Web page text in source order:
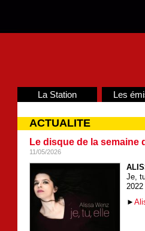
La Station Les
ACTUALITE
Le disque de la semaine
11/05/2026
Je,
►